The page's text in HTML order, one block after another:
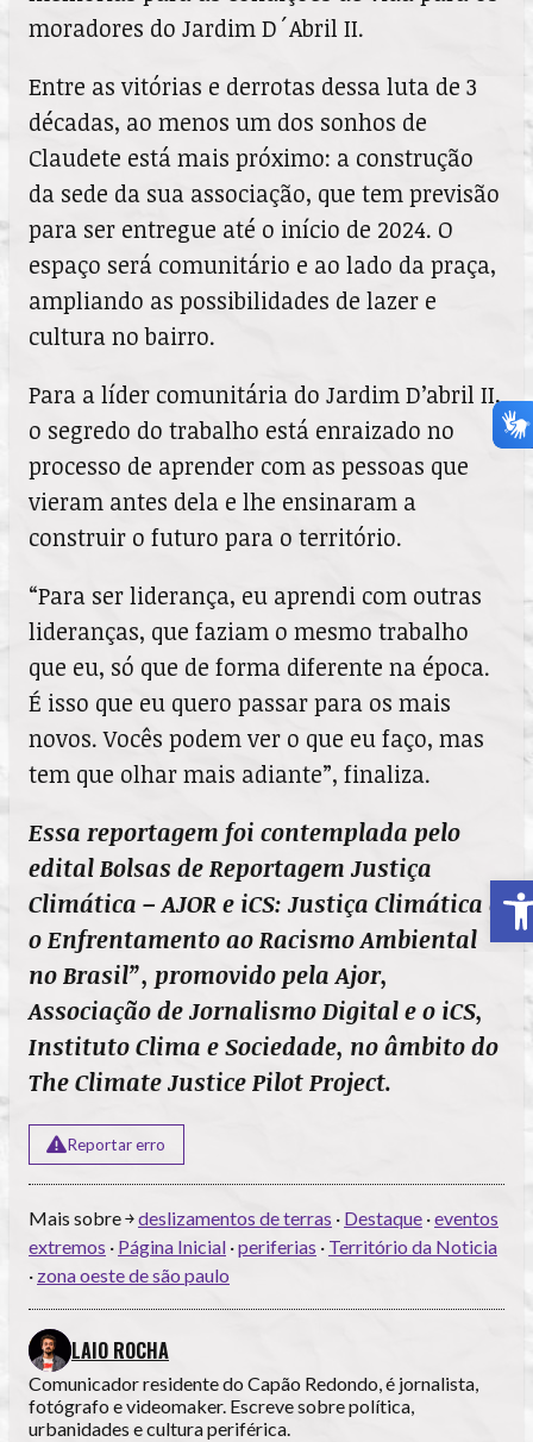
moradores do Jardim D´Abril II.
Entre as vitórias e derrotas dessa luta de 3
décadas, ao menos um dos sonhos de
Claudete está mais próximo: a construção
da sede da sua associação, que tem previsão
para ser entregue até o início de 2024. O
espaço será comunitário e ao lado da praça,
ampliando as possibilidades de lazer e
cultura no bairro.
Para a líder comunitária do Jardim D’abril II,
o segredo do trabalho está enraizado no
processo de aprender com as pessoas que
vieram antes dela e lhe ensinaram a
construir o futuro para o território.
“Para ser liderança, eu aprendi com outras
lideranças, que faziam o mesmo trabalho
que eu, só que de forma diferente na época.
É isso que eu quero passar para os mais
novos. Vocês podem ver o que eu faço, mas
tem que olhar mais adiante”, finaliza.
Essa reportagem foi contemplada pelo
edital Bolsas de Reportagem Justiça
Climática – AJOR e iCS: Justiça Climática e
o Enfrentamento ao Racismo Ambiental
no Brasil”, promovido pela Ajor,
Associação de Jornalismo Digital e o iCS,
Instituto Clima e Sociedade, no âmbito do
The Climate Justice Pilot Project.
Reportar erro
Mais sobre ￫deslizamentos de terras · Destaque ·eventos
extremos · Página Inicial ·periferias · Território da Noticia
· zona oeste de são paulo
LAIO ROCHA
Comunicador residente do Capão Redondo, é jornalista,
fotógrafo e videomaker. Escreve sobre política,
urbanidades e cultura periférica.